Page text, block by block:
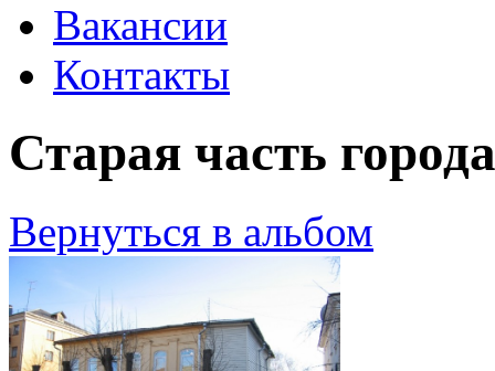
Вакансии
Контакты
Старая часть
Вернуться в альбом